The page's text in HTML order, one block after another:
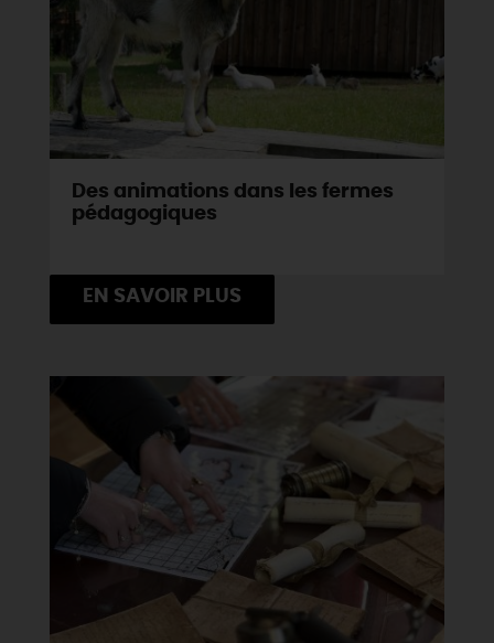
Des animations dans les fermes
pédagogiques
EN SAVOIR PLUS